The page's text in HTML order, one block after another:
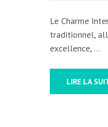
Le Charme
traditionnel,
excellence, …
LIRE LA